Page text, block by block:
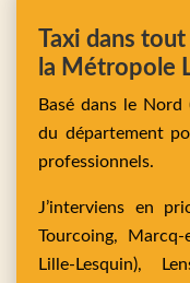
Taxi dans
la Métropole
Basé dans le Nord
du département
professionnels.
J’interviens en
Tourcoing,
Lille-Lesquin),